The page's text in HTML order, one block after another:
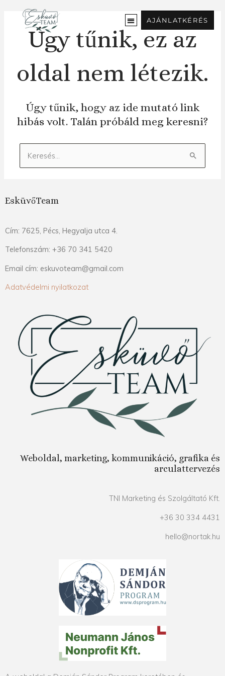
tartalomra
AJÁNLATKÉRÉS
Úgy tűnik, ez az
oldal nem létezik.
Úgy tűnik, hogy az ide mutató link
hibás volt. Talán próbáld meg keresni?
Keresés:
EsküvőTeam
Cím: 7625, Pécs, Hegyalja utca 4.
Telefonszám: +36 70 341 5420
Email cím: eskuvoteam@gmail.com
Adatvédelmi nyilatkozat
Weboldal, marketing, kommunikáció, grafika és
arculattervezés
TNI Marketing és Szolgáltató Kft.
+36 30 334 4431
hello@nortak.hu